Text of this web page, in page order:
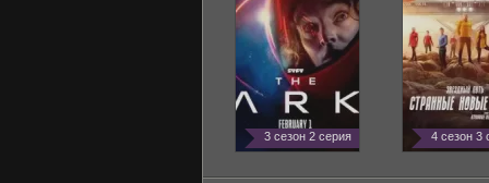
3 сезон 2 серия 4 сезон 3